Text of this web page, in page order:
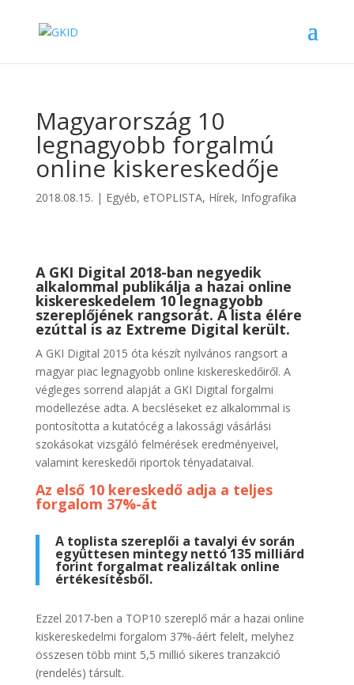
Magyarország 10
legnagyobb forgalmú
online kiskereskedője
2018.08.15. | Egyéb, eTOPLISTA, Hírek, Infografika
A GKI Digital 2018-ban negyedik
alkalommal publikálja a hazai online
kiskereskedelem 10 legnagyobb
szereplőjének rangsorát. A lista élére
ezúttal is az Extreme Digital került.
A GKI Digital 2015 óta készít nyilvános rangsort a
magyar piac legnagyobb online kiskereskedőiről. A
végleges sorrend alapját a GKI Digital forgalmi
modellezése adta. A becsléseket ez alkalommal is
pontosította a kutatócég a lakossági vásárlási
szokásokat vizsgáló felmérések eredményeivel,
valamint kereskedői riportok tényadataival.
Az első 10 kereskedő adja a teljes
forgalom 37%-át
A toplista szereplői a tavalyi év során
együttesen mintegy nettó 135 milliárd
forint forgalmat realizáltak online
értékesítésből.
Ezzel 2017-ben a TOP10 szereplő már a hazai online
kiskereskedelmi forgalom 37%-áért felelt, melyhez
összesen több mint 5,5 millió sikeres tranzakció
(rendelés) társult.